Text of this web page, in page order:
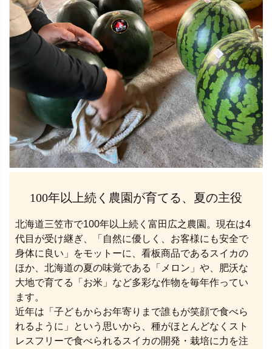
100年以上続く農園が育てる、夏の主役
北海道三笠市で100年以上続く富田広之農園。現在は4
代目が受け継ぎ、「自然に優しく、お客様にも安全で
身体に良い」をモットーに、看板商品であるスイカの
ほか、北海道の夏の味覚である「メロン」や、肥沃な
大地で育てる「お米」など多彩な作物を毎年作ってい
ます。
近年は「子どもからお年寄りまで誰もが笑顔で食べら
れるように」という思いから、種がほとんどなくスト
レスフリーで食べられるスイカの開発・栽培に力を注